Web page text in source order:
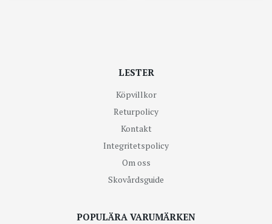
LESTER
Köpvillkor
Returpolicy
Kontakt
Integritetspolicy
Om oss
Skovårdsguide
POPULÄRA VARUMÄRKEN